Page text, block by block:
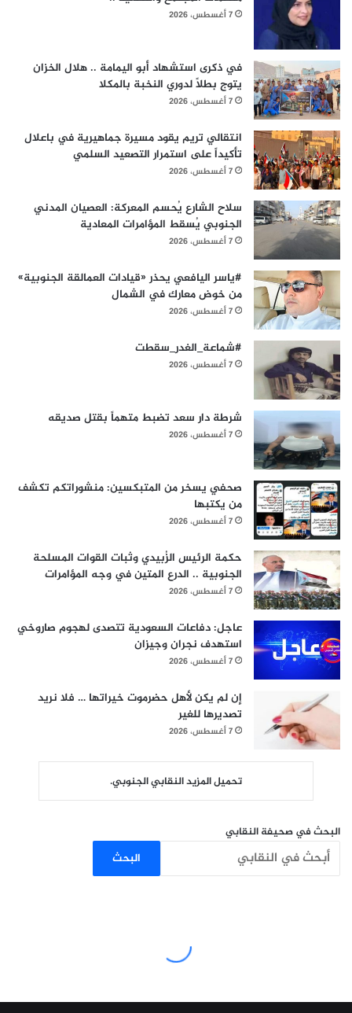
7 أغسطس، 2026
في ذكرى استشهاد أبو اليمامة .. هلال الخزان
يتوج بطلاً لدوري النخبة بالمكلا
7 أغسطس، 2026
انتقالي تريم يقود مسيرة جماهيرية في باعلال
تأكيداً على استمرار التصعيد السلمي
7 أغسطس، 2026
سلاح الشارع يُحسم المعركة: العصيان المدني
الجنوبي يُسقط المؤامرات المعادية
7 أغسطس، 2026
#ياسر اليافعي يحذر «قيادات العمالقة الجنوبية»
من خوض معارك في الشمال
7 أغسطس، 2026
#شماعة_الغدر_سقطت
7 أغسطس، 2026
شرطة دار سعد تضبط متهماً بقتل صديقه
7 أغسطس، 2026
صحفي يسخر من المتبكسين: منشوراتكم تكشف
من يكتبها
7 أغسطس، 2026
حكمة الرئيس الزُبيدي وثبات القوات المسلحة
الجنوبية .. الدرع المتين في وجه المؤامرات
7 أغسطس، 2026
عاجل: دفاعات السعودية تتصدى لهجوم صاروخي
استهدف نجران وجيزان
7 أغسطس، 2026
إن لم يكن لأهل حضرموت خيراتها … فلا نريد
تصديرها للغير
7 أغسطس، 2026
تحميل المزيد النقابي الجنوبي.
البحث في صحيفة النقابي
البحث